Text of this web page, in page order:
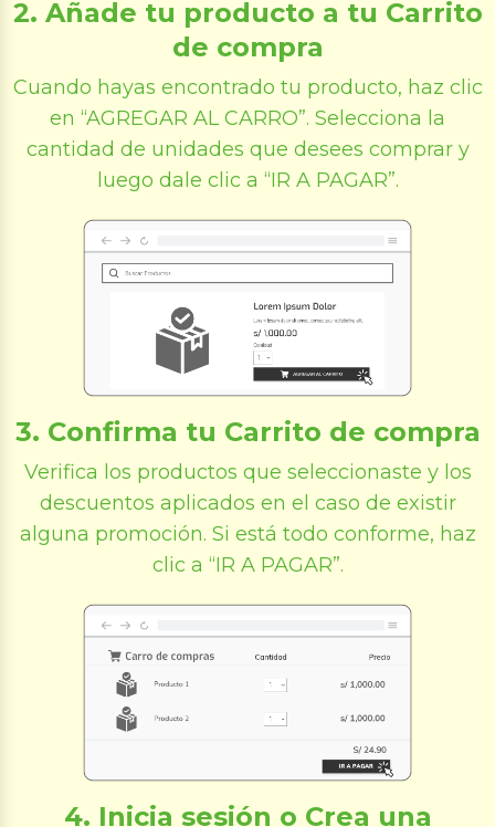
2. Añade tu producto a tu Carrito
de compra
Cuando hayas encontrado tu producto, haz clic
en “AGREGAR AL CARRO”. Selecciona la
cantidad de unidades que desees comprar y
luego dale clic a “IR A PAGAR”.
3. Confirma tu Carrito de compra
Verifica los productos que seleccionaste y los
descuentos aplicados en el caso de existir
alguna promoción. Si está todo conforme, haz
clic a “IR A PAGAR”.
4. Inicia sesión o Crea una